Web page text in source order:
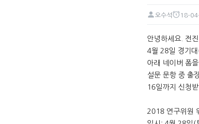
페이지 정보
오수석
18-
본문
안녕하세요. 전
4월 28일 경기
아래 네이버 폼
설문 문항 중 출
16일까지 신청
2018 연구위원